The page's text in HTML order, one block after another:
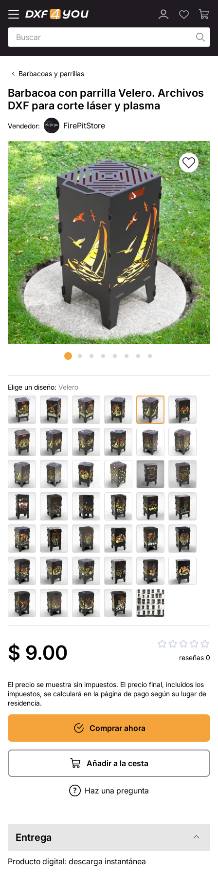
Barbacoas y parrillas
Barbacoa con parrilla Velero. Archivos
DXF para corte láser y plasma
Vendedor: FirePitStore
Elige un diseño: Velero
$ 9.00 reseñas 0
El precio se muestra sin impuestos. El precio final, incluidos los
impuestos, se calculará en la página de pago según su lugar de
residencia.
Comprar ahora
Añadir a la cesta
Haz una pregunta
Entrega
Producto digital: descarga instantánea